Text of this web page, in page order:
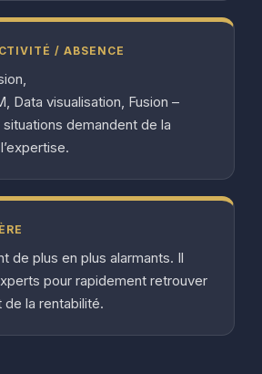
/ ABSENCE
Data visualisation, Fusion –
demandent de la
de plus en plus alarmants. Il
pour rapidement retrouver
la rentabilité.